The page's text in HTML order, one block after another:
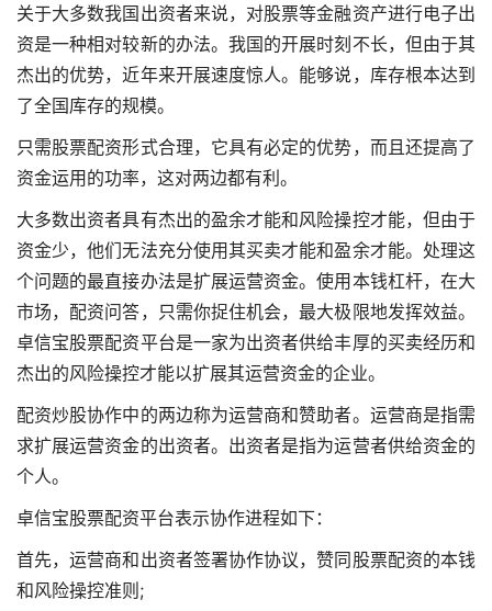
关于大多数我国出资者来说，对股票等金融资产进行电子出
资是一种相对较新的办法。我国的开展时刻不长，但由于其
杰出的优势，近年来开展速度惊人。能够说，库存根本达到
了全国库存的规模。
只需股票配资形式合理，它具有必定的优势，而且还提高了
资金运用的功率，这对两边都有利。
大多数出资者具有杰出的盈余才能和风险操控才能，但由于
资金少，他们无法充分使用其买卖才能和盈余才能。处理这
个问题的最直接办法是扩展运营资金。使用本钱杠杆，在大
市场，配资问答，只需你捉住机会，最大极限地发挥效益。
卓信宝股票配资平台是一家为出资者供给丰厚的买卖经历和
杰出的风险操控才能以扩展其运营资金的企业。
配资炒股协作中的两边称为运营商和赞助者。运营商是指需
求扩展运营资金的出资者。出资者是指为运营者供给资金的
个人。
卓信宝股票配资平台表示协作进程如下：
首先，运营商和出资者签署协作协议，赞同股票配资的本钱
和风险操控准则;